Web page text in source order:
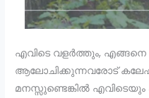
എവിടെ വളർത്തും,
ആലോചിക്കുന്നവരോട്
മനസ്സുണ്ടെങ്കിൽ